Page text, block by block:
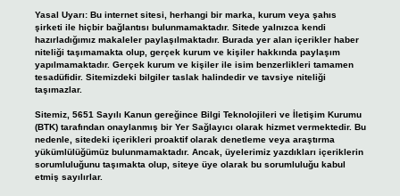
Yasal Uyarı: Bu internet sitesi, herhangi bir marka, kurum veya şahıs
şirketi ile hiçbir bağlantısı bulunmamaktadır. Sitede yalnızca kendi
hazırladığımız makaleler paylaşılmaktadır. Burada yer alan içerikler haber
niteliği taşımamakta olup, gerçek kurum ve kişiler hakkında paylaşım
yapılmamaktadır. Gerçek kurum ve kişiler ile isim benzerlikleri tamamen
tesadüfidir. Sitemizdeki bilgiler taslak halindedir ve tavsiye niteliği
taşımazlar.
Sitemiz, 5651 Sayılı Kanun gereğince Bilgi Teknolojileri ve İletişim Kurumu
(BTK) tarafından onaylanmış bir Yer Sağlayıcı olarak hizmet vermektedir. Bu
nedenle, sitedeki içerikleri proaktif olarak denetleme veya araştırma
yükümlülüğümüz bulunmamaktadır. Ancak, üyelerimiz yazdıkları içeriklerin
sorumluluğunu taşımakta olup, siteye üye olarak bu sorumluluğu kabul
etmiş sayılırlar.